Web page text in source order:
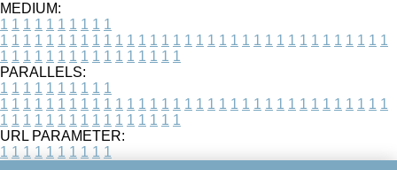
MEDIUM:
1 1 1 1 1 1 1 1 1 1
1 1 1 1 1 1 1 1 1 1 1 1 1 1 1 1 1 1 1 1 1 1 1 1 1 1 1 1 1 1 1 1 1 1
1 1 1 1 1 1 1 1 1 1 1 1 1 1 1 1
PARALLELS:
1 1 1 1 1 1 1 1 1 1
1 1 1 1 1 1 1 1 1 1 1 1 1 1 1 1 1 1 1 1 1 1 1 1 1 1 1 1 1 1 1 1 1 1
1 1 1 1 1 1 1 1 1 1 1 1 1 1 1 1
URL PARAMETER:
1 1 1 1 1 1 1 1 1 1